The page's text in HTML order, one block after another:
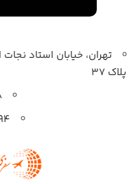
تهران، خیابان استاد
پلاک 37